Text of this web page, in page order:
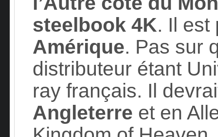
steelbook 4K. Il est
Amérique. Pas sur
distributeur étant
ray français. Il
Angleterre et en